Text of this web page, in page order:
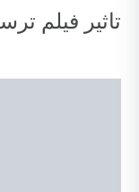
تاثیر فیلم